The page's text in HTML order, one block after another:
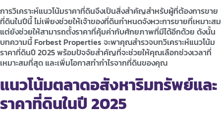
การวิเคราะห์แนวโน้มราคาที่ดินจึงเป็นสิ่งสำคัญสำหรับผู้ที่ต้องการขาย
ที่ดินในปีนี้ ไม่เพียงช่วยให้เจ้าของที่ดินกำหนดจังหวะการขายที่เหมาะสม
แต่ยังช่วยให้สามารถตั้งราคาที่คุ้มค่ากับศักยภาพที่มีได้อีกด้วย ดังนั้น
บทความนี้ Forbest Properties จะพาคุณสำรวจบทวิเคราะห์แนวโน้ม
ราคาที่ดินปี 2025 พร้อมปัจจัยสำคัญที่จะช่วยให้คุณเลือกช่วงเวลาที่
เหมาะสมที่สุด และเพิ่มโอกาสทำกำไรจากที่ดินของคุณ
แนวโน้มตลาดอสังหาริมทรัพย์และ
ราคาที่ดินในปี 2025